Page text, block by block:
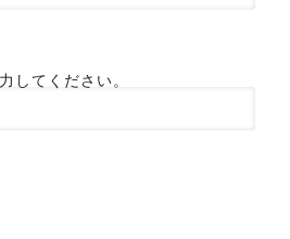
してください。